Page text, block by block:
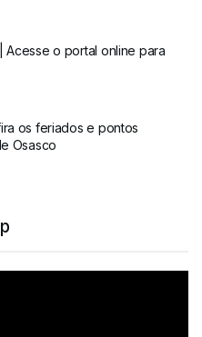
o portal online para
os feriados e pontos
Osasco